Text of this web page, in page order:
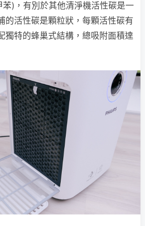
)，有別於其他清淨機活性碳是一
的活性碳是顆粒狀，每顆活性碳有
獨特的蜂巢式結構，總吸附面積達